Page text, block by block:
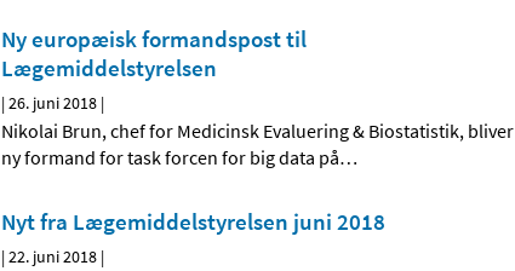
Ny europæisk formandspost til
Lægemiddelstyrelsen
|26. juni 2018 |
Nikolai Brun, chef for Medicinsk Evaluering & Biostatistik, bliver
ny formand for task forcen for big data på…
Nyt fra Lægemiddelstyrelsen juni 2018
|22. juni 2018 |